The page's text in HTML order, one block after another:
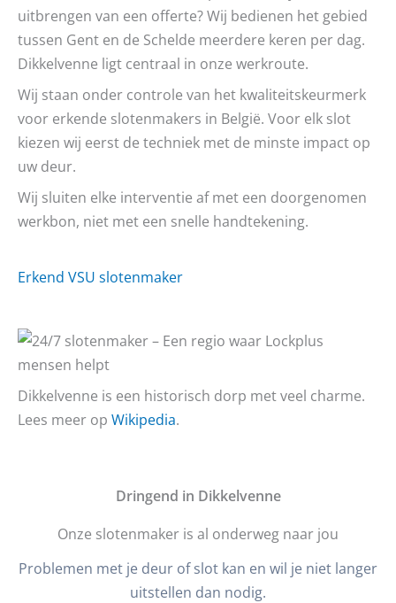
uitbrengen van een offerte? Wij bedienen het gebied
tussen Gent en de Schelde meerdere keren per dag.
Dikkelvenne ligt centraal in onze werkroute.
Wij staan onder controle van het kwaliteitskeurmerk
voor erkende slotenmakers in België. Voor elk slot
kiezen wij eerst de techniek met de minste impact op
uw deur.
Wij sluiten elke interventie af met een doorgenomen
werkbon, niet met een snelle handtekening.
Erkend VSU slotenmaker
Dikkelvenne is een historisch dorp met veel charme.
Lees meer op Wikipedia.
Dringend in Dikkelvenne
Onze slotenmaker is al onderweg naar jou
Problemen met je deur of slot kan en wil je niet langer
uitstellen dan nodig.